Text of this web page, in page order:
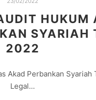
HUKUM
SYARIAH
2022
Akad Perbankan Syariah
Legal…